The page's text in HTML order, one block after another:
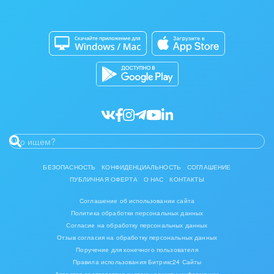
Инвестиционный бизнес
Интерьер, дизайн, декор
Консалтинговые и управленческие услуги
Мебель, лес, деревообработка
Медицина и фармацевтика
Металлургия
Кибербезопасность
Битрикс24 Маркет
Разработчикам приложений
БЕЗОПАСНОСТЬ КОНФИДЕНЦИАЛЬНОСТЬ
СОГЛАШЕНИЕ
ПУБЛИЧНАЯ ОФЕРТА
О НАС КОНТАКТЫ
Соглашение об использовании сайта
Политика обработки персональных данных
Согласие на обработку персональных данных
Отзыв согласия на обработку персональных данных
Поручение для конечного пользователя
Правила использования Битрикс24 Сайты